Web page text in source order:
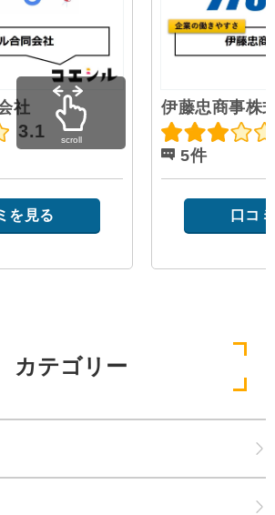
社
3.1
を見る
伊藤忠商事株
5件
口コ
scroll
カテゴリー